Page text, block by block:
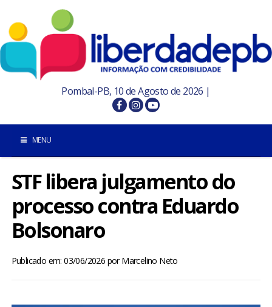
Pombal-PB, 10 de Agosto de 2026 |
MENU
INÍCIO
POMBAL E REGIÃO
BRASIL
STF libera julgamento do
processo contra Eduardo
Bolsonaro
Publicado em: 03/06/2026 porMarcelino Neto